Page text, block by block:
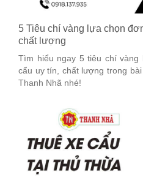
5 Tiêu chí vàng lựa chọn
chất lượng
Tìm hiểu ngay 5 tiêu chí
cẩu uy tín, chất lượng trong
Thanh Nhã nhé!